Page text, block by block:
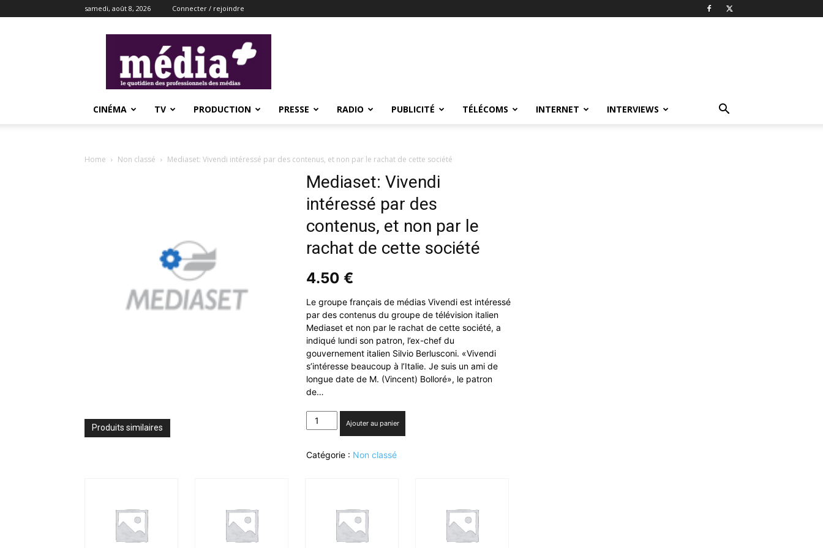
samedi, août 8, 2026 Connecter / rejoindre
CINÉMA TV PRODUCTION PRESSE RADIO PUBLICITÉ TÉLÉCOMS INTERNET INTERVIEWS
Home Non classé Mediaset: Vivendi intéressé par des contenus, et non par le rachat de cette société
Mediaset: Vivendi
intéressé par des
contenus, et non par le
rachat de cette société
4.50 €
Le groupe français de médias Vivendi est intéressé
par des contenus du groupe de télévision italien
Mediaset et non par le rachat de cette société, a
indiqué lundi son patron, l’ex-chef du
gouvernement italien Silvio Berlusconi. «Vivendi
s’intéresse beaucoup à l’Italie. Je suis un ami de
longue date de M. (Vincent) Bolloré», le patron
de…
quantité
de
Vivendi
Ajouter au panier
Catégorie : Non classé
Produits similaires